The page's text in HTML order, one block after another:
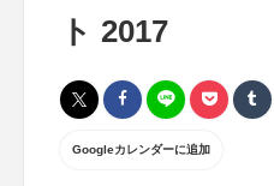
ト 2017
Googleカレンダーに追加